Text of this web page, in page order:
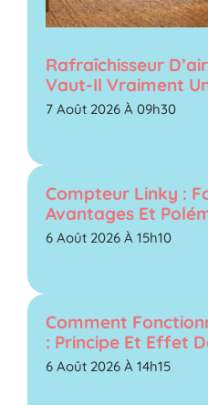
Rafraîchisseur
Vaut-Il Vraiment
7 Août 2026 À 09h30
Compteur Linky :
Avantages Et
6 Août 2026 À 15h10
Comment
: Principe Et Effet
6 Août 2026 À 14h15